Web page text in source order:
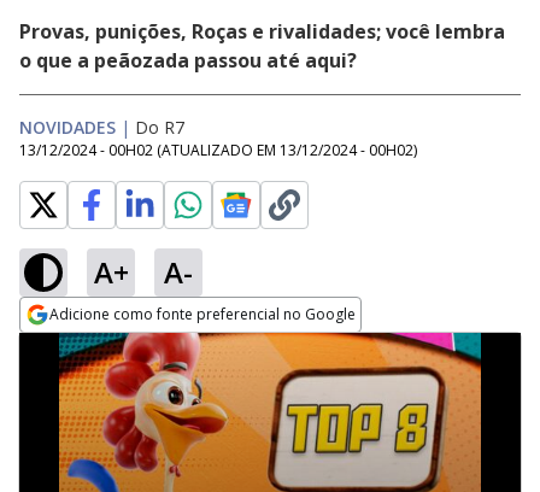
Provas, punições, Roças e rivalidades; você lembra
o que a peãozada passou até aqui?
NOVIDADES | Do R7
13/12/2024 - 00H02 (ATUALIZADO EM 13/12/2024 - 00H02)
A+ A-
Adicione como fonte preferencial no Google
Opens in new window